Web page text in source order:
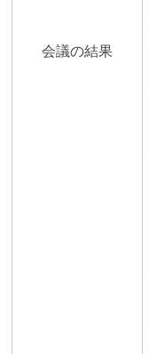
会議の結果